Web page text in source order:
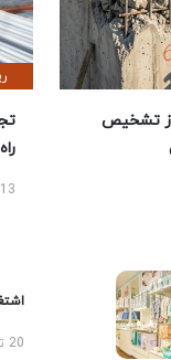
تشخیص
13 مرداد 1405
20 تیر 1405